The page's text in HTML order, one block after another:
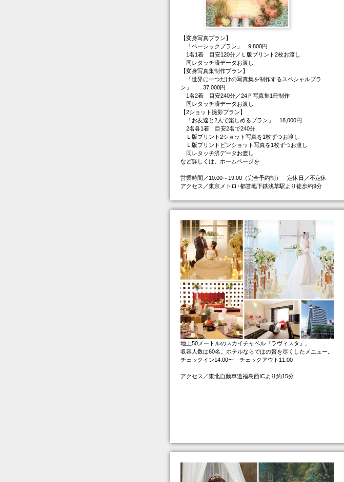
【変身写真プラン】
「ベーシックプラン」 9,800円
1名1着 目安120分／Ｌ版プリント2枚お渡し
同レタッチ済データお渡し
【変身写真集制作プラン】
「世界に一つだけの写真集を制作するスペシャルプラ
ン」 37,000円
1名2着 目安240分／24Ｐ写真集1冊制作
同レタッチ済データお渡し
【2ショット撮影プラン】
「お友達と2人で楽しめるプラン」 18,000円
2名各1着 目安2名で240分
Ｌ版プリント2ショット写真を1枚ずつお渡し
Ｌ版プリントピンショット写真を1枚ずつお渡し
同レタッチ済データお渡し
など詳しくは、ホームページを
営業時間／10:00～19:00（完全予約制） 定休日／不定休
アクセス／東京メトロ･都営地下鉄浅草駅より徒歩約9分
地上50メートルのスカイチャペル『ラヴィスタ』。
収容人数は60名。ホテルならではの贅を尽くしたメニュー。
チェックイン14:00〜 チェックアウト11:00
アクセス／東北自動車道福島西ICより約15分